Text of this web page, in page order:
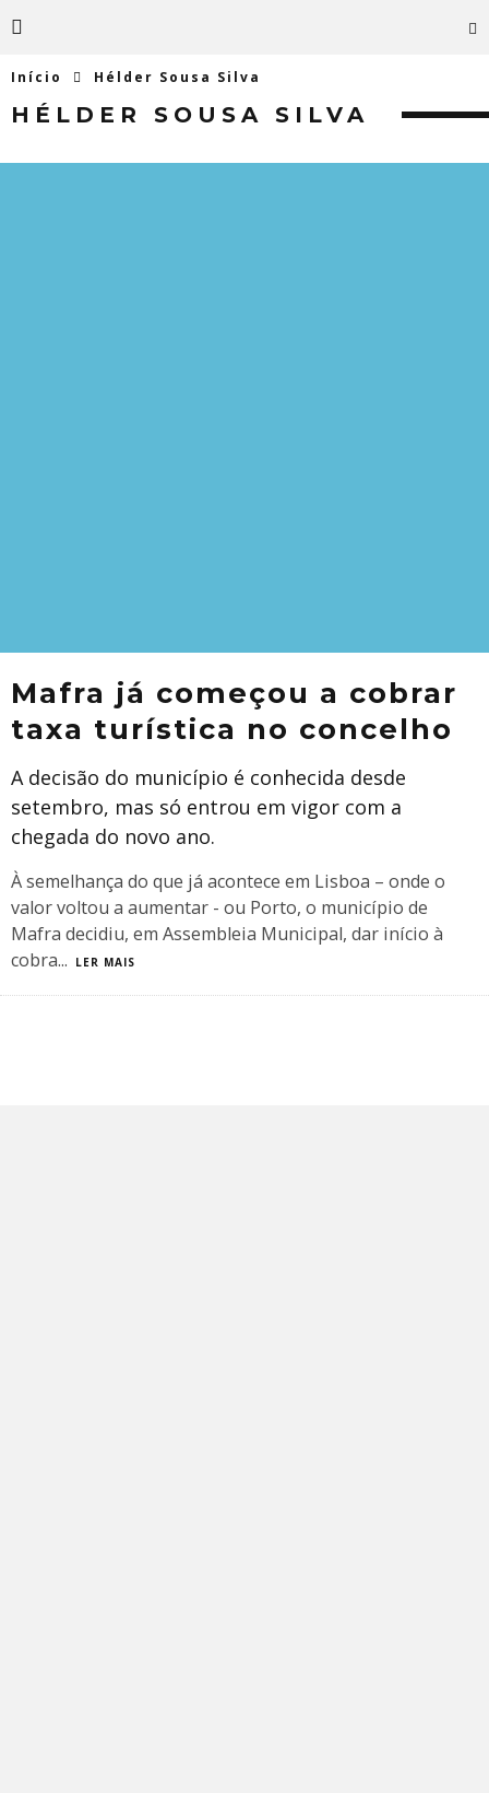
Início Hélder Sousa Silva
HÉLDER SOUSA SILVA
Mafra já começou a cobrar
taxa turística no concelho
A decisão do município é conhecida desde
setembro, mas só entrou em vigor com a
chegada do novo ano.
À semelhança do que já acontece em Lisboa – onde o
valor voltou a aumentar - ou Porto, o município de
Mafra decidiu, em Assembleia Municipal, dar início à
cobra... LER MAIS